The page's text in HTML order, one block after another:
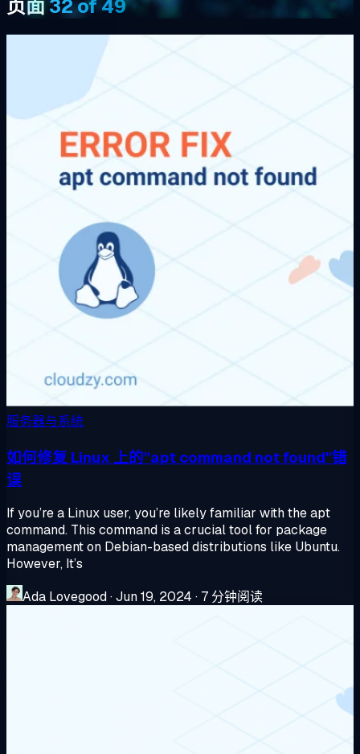
页面32 of 49
服务器与系统
如何修复 Linux 上的"apt command not found"错
误
If you’re a Linux user, you’re likely familiar with the apt
command. This command is a crucial tool for package
management on Debian-based distributions like Ubuntu.
However, It’s
Ada Lovegood·Jun 19, 2024 · 7 分钟阅读